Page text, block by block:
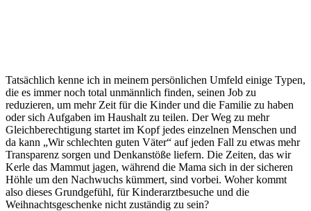
Tatsächlich kenne ich in meinem persönlichen Umfeld einige Typen,
die es immer noch total unmännlich finden, seinen Job zu
reduzieren, um mehr Zeit für die Kinder und die Familie zu haben
oder sich Aufgaben im Haushalt zu teilen. Der Weg zu mehr
Gleichberechtigung startet im Kopf jedes einzelnen Menschen und
da kann „Wir schlechten guten Väter“ auf jeden Fall zu etwas mehr
Transparenz sorgen und Denkanstöße liefern. Die Zeiten, das wir
Kerle das Mammut jagen, während die Mama sich in der sicheren
Höhle um den Nachwuchs kümmert, sind vorbei. Woher kommt
also dieses Grundgefühl, für Kinderarztbesuche und die
Weihnachtsgeschenke nicht zuständig zu sein?